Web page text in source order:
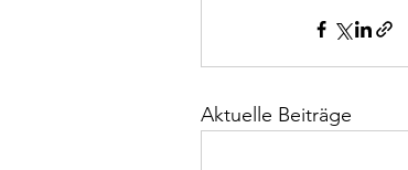
Aktuelle Beiträge